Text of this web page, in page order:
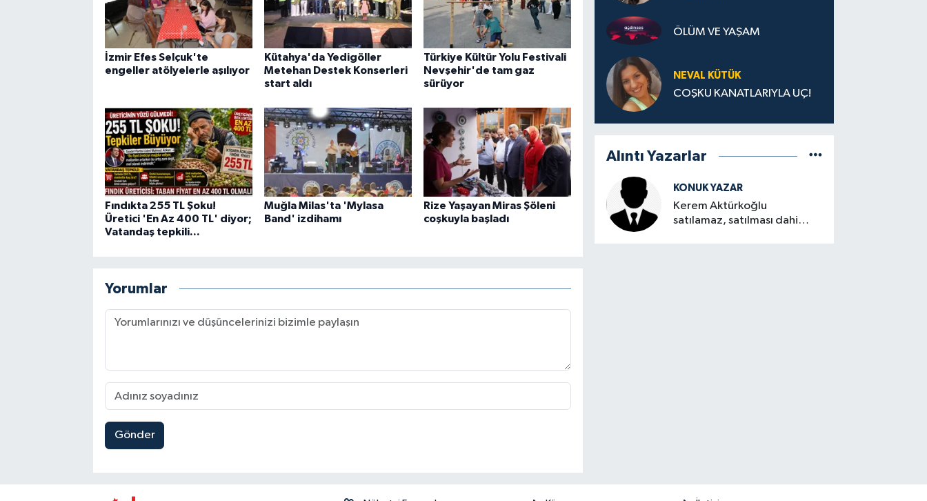
İzmir Efes Selçuk'te
engeller atölyelerle aşılıyor
Kütahya'da Yedigöller
Metehan Destek Konserleri
start aldı
Türkiye Kültür Yolu Festivali
Nevşehir'de tam gaz
sürüyor
Fındıkta 255 TL Şoku!
Üretici 'En Az 400 TL' diyor;
Vatandaş tepkili...
Muğla Milas'ta 'Mylasa
Band' izdihamı
Rize Yaşayan Miras Şöleni
coşkuyla başladı
Yorumlar
Gönder
ÖLÜM VE YAŞAM
NEVAL KÜTÜK
COŞKU KANATLARIYLA UÇ!
Alıntı Yazarlar
KONUK YAZAR
Kerem Aktürkoğlu
satılamaz, satılması dahi